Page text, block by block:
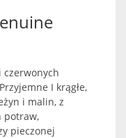
czerwonych
I krągłe,
i malin, z
potraw,
pieczonej